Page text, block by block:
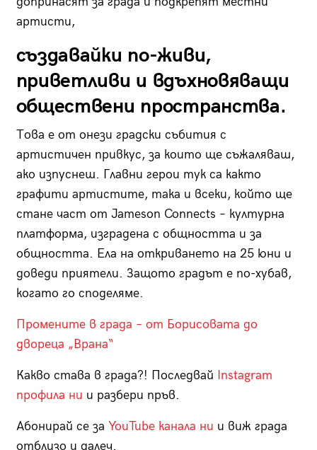
артисти,
създавайки по-живи,
приветливи и вдъхновяващи
обществени пространства.
Това е от онези градски събития с
артистичен привкус, за които ще съжаляваш,
ако изпуснеш. Главни герои тук са както
графити артистите, така и всеки, който ще
стане част от Jameson Connects – културна
платформа, изградена с общността и за
общността. Ела на откриването на 25 юни и
доведи приятели. Защото градът е по-хубав,
когато го споделяме.
Промените в града – от Борисовата до
двореца „Врана“
Какво става в града?! Последвай Instagram
профила ни и разбери пръв.
Абонирай се за YouTube канала ни и виж града
отблизо и далеч.